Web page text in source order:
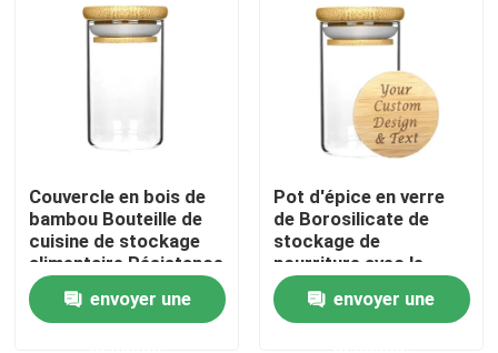
Pack de mauvaises herbes personnalisé
Emballage de mauvaises herbes Mylar
Pot en verre de mauvaise herbe
Pot de mauvaises herbes en plastique
Couvercle en bois de
bambou Bouteille de
cuisine de stockage
alimentaire Résistance
à haute température
envoyer une
Pot d'épice en verre
de Borosilicate de
stockage de
nourriture avec le
couvercle en bambou
pour la céréale de
farine de nouilles
envoyer une